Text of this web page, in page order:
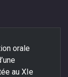
orale
au XIe